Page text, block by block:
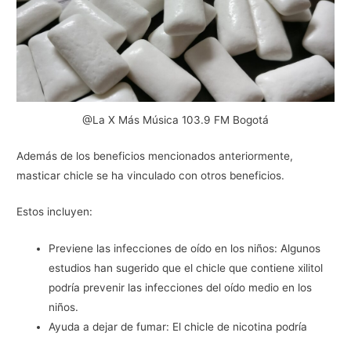
@La X Más Música 103.9 FM Bogotá
Además de los beneficios mencionados anteriormente,
masticar chicle se ha vinculado con otros beneficios.
Estos incluyen:
Previene las infecciones de oído en los niños: Algunos
estudios han sugerido que el chicle que contiene xilitol
podría prevenir las infecciones del oído medio en los
niños.
Ayuda a dejar de fumar: El chicle de nicotina podría